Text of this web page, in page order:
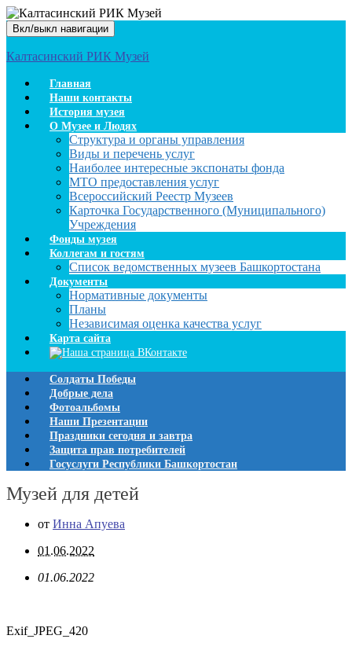
Вкл/выкл навигации
Калтасинский РИК Музей
Главная
Наши контакты
История музея
О Музее и Людях
Структура и органы управления
Виды и перечень услуг
Наиболее интересные экспонаты фонда
МТО предоставления услуг
Всероссийский Реестр Музеев
Карточка Государственного (Муниципального)
Учреждения
Фонды музея
Коллегам и гостям
Список ведомственных музеев Башкортостана
Документы
Нормативные документы
Планы
Независимая оценка качества услуг
Карта сайта
Солдаты Победы
Добрые дела
Фотоальбомы
Наши Презентации
Праздники сегодня и завтра
Защита прав потребителей
Госуслуги Республики Башкортостан
Музей для детей
от Инна Апуева
01.06.2022
01.06.2022
Exif_JPEG_420